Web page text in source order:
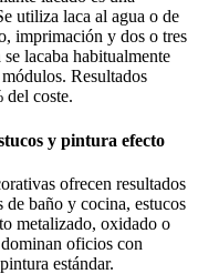
utiliza laca al agua o de
imprimación y dos o tres
lacaba habitualmente
Resultados
del coste.
y pintura efecto
ofrecen resultados
de baño y cocina, estucos
metalizado, oxidado o
oficios con
estándar.